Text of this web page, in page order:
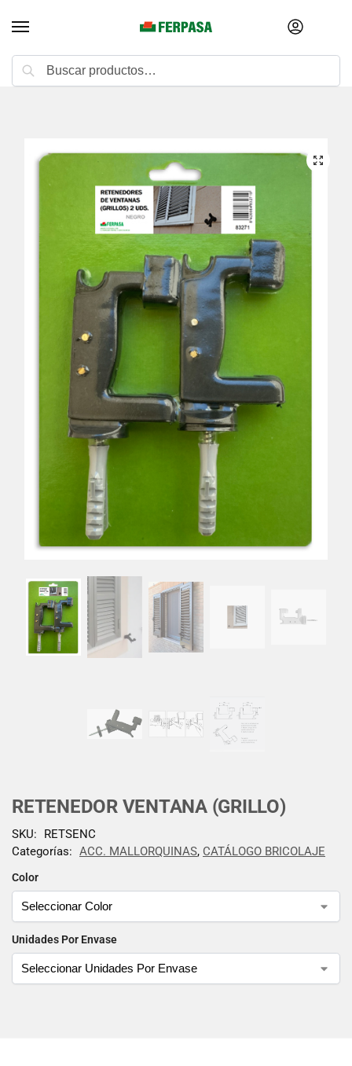
RETENEDOR VENTANA (GRILLO)
Color
Unidades Por Envase
SKU:
RETSENC
Categorías: ACC. MALLORQUINAS, CATÁLOGO BRICOLAJE